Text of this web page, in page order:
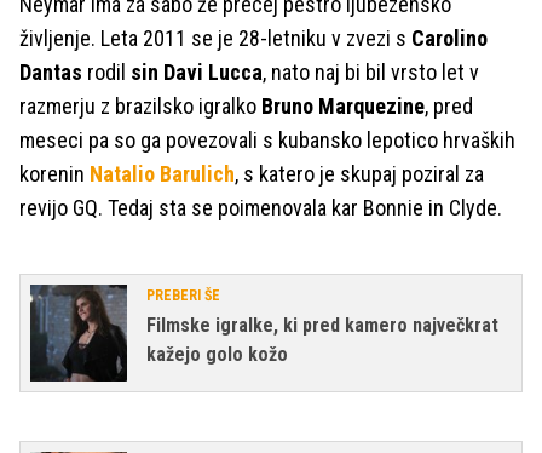
življenje. Leta 2011 se je 28-letniku v zvezi s Carolino
Dantas rodil sin Davi Lucca, nato naj bi bil vrsto let v
razmerju z brazilsko igralko Bruno Marquezine, pred
meseci pa so ga povezovali s kubansko lepotico hrvaških
korenin Natalio Barulich, s katero je skupaj poziral za
revijo GQ. Tedaj sta se poimenovala kar Bonnie in Clyde.
PREBERI ŠE
Filmske igralke, ki pred kamero največkrat
kažejo golo kožo